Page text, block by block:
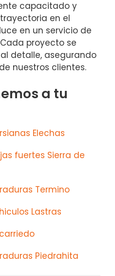
capacitado y
en el
en un servicio de
proyecto se
detalle, asegurando
nuestros clientes.
a tu
Elechas
fuertes Sierra de
Termino
Lastras
Piedrahita